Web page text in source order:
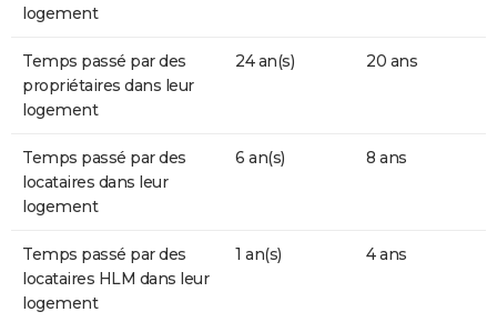
logement
Temps passé par des
propriétaires dans leur
logement
24 an(s) 20 ans
Temps passé par des
locataires dans leur
logement
6 an(s) 8 ans
Temps passé par des
locataires HLM dans leur
logement
1 an(s) 4 ans